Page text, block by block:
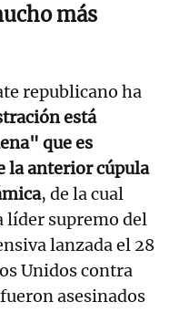
más
republicano ha
está
que es
la anterior cúpula
, de la cual
líder supremo del
lanzada el 28
Unidos contra
asesinados